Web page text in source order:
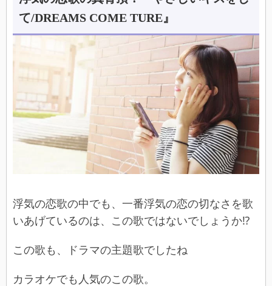
て/DREAMS COME TURE』
浮気の恋歌の中でも、一番浮気の恋の切なさを歌
いあげているのは、この歌ではないでしょうか⁉
この歌も、ドラマの主題歌でしたね
カラオケでも人気のこの歌。